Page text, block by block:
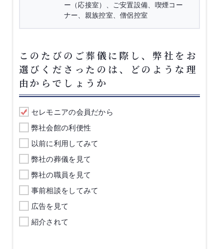
ー（応接室）、ご安置設備、喫煙コー
ナー、親族控室、僧侶控室
このたびのご葬儀に際し、弊社をお
選びくださったのは、どのような理
由からでしょうか
セレモニアの会員だから
弊社会館の利便性
以前に利用してみて
弊社の葬儀を見て
弊社の職員を見て
事前相談をしてみて
広告を見て
紹介されて